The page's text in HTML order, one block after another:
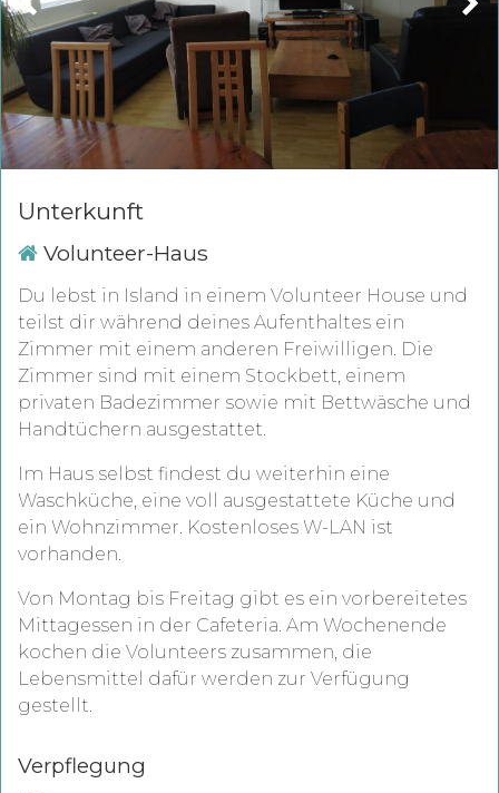
Unterkunft
Volunteer-Haus
Du lebst in Island in einem Volunteer House und
teilst dir während deines Aufenthaltes ein
Zimmer mit einem anderen Freiwilligen. Die
Zimmer sind mit einem Stockbett, einem
privaten Badezimmer sowie mit Bettwäsche und
Handtüchern ausgestattet.
Im Haus selbst findest du weiterhin eine
Waschküche, eine voll ausgestattete Küche und
ein Wohnzimmer. Kostenloses W-LAN ist
vorhanden.
Von Montag bis Freitag gibt es ein vorbereitetes
Mittagessen in der Cafeteria. Am Wochenende
kochen die Volunteers zusammen, die
Lebensmittel dafür werden zur Verfügung
gestellt.
Verpflegung